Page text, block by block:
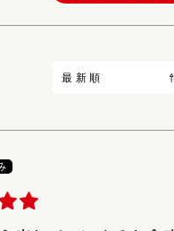
Sort by